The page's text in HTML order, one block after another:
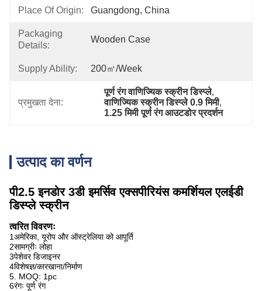
Place Of Origin: Guangdong, China
Packaging
Details:
Wooden Case
Supply Ability: 200㎡/week
प्रमुखता देना:
पूर्ण रंग वाणिज्यिक स्क्रीन डिस्प्ले,
वाणिज्यिक स्क्रीन डिस्प्ले 0.9 मिमी,
1.25 मिमी पूर्ण रंग आउटडोर प्रदर्शन
उत्पाद का वर्णन
पी2.5 इनडोर 3डी इमर्सिव एक्सपीरियंस कमर्शियल एलईडी
डिस्प्ले स्क्रीन
त्वरित विवरणः
1अमेरिका, यूरोप और ऑस्ट्रेलिया को आपूर्ति
2सामग्रीः लोहा
3पेशेवर डिजाइनर
4विशेषज्ञ/कारखाना/निर्माण
5. MOQ: 1pc
6रंगः पूर्ण रंग